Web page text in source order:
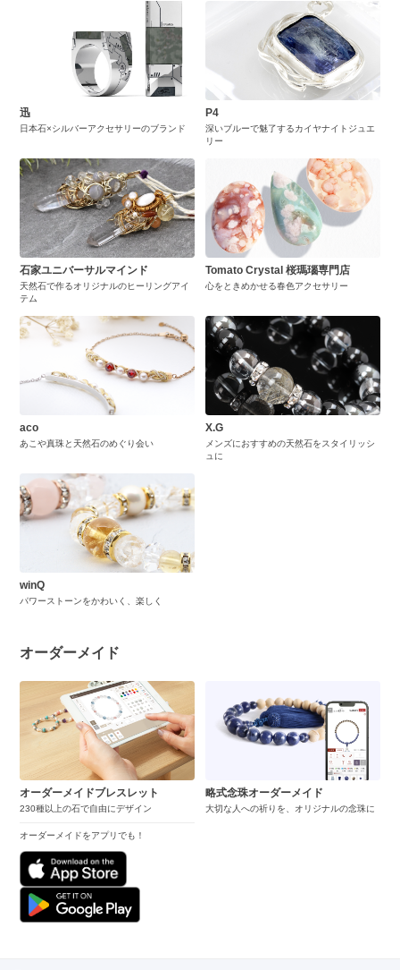
迅
日本石×シルバーアクセサリーのブランド
P4
深いブルーで魅了するカイヤナイトジュエ
リー
石家ユニバーサルマインド
天然石で作るオリジナルのヒーリングアイ
テム
Tomato Crystal 桜瑪瑙専門店
心をときめかせる春色アクセサリー
aco
あこや真珠と天然石のめぐり会い
X.G
メンズにおすすめの天然石をスタイリッシ
ュに
winQ
パワーストーンをかわいく、楽しく
オーダーメイド
オーダーメイドブレスレット
230種以上の石で自由にデザイン
オーダーメイドをアプリでも！
略式念珠オーダーメイド
大切な人への祈りを、オリジナルの念珠に